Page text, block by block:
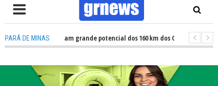
PARÁ DE MINAS
TV: Atletas revelam grande potencial dos 160 km dos Caminhos do